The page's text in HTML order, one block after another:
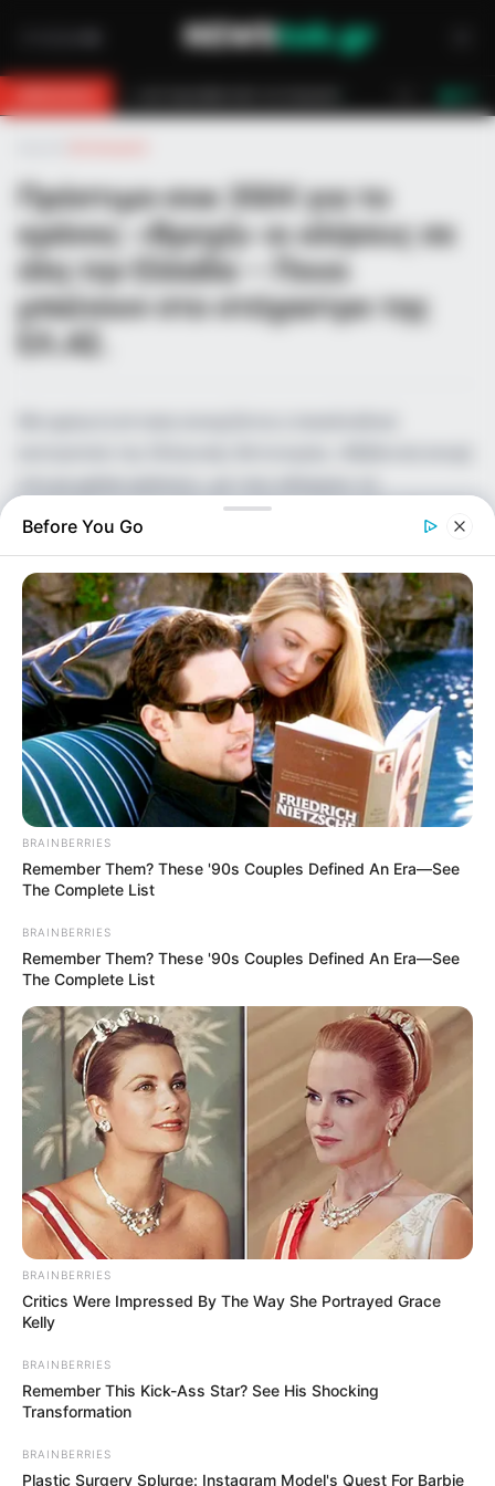
Πρόστιμο-σοκ 350€ για το
κράνος: «Βροχή» οι κλήσεις σε
όλη την Ελλάδα – Ποιοι
μπαίνουν στο στόχαστρο της
ΕΛ.ΑΣ.
στη μη χρήση κράνους», με τους ελέγχους να
αποκαλύπτουν χιλιάδες παραβάτες κάθε εβδομάδα. Στο
Κυκλοφορίας, οι αρχές επιβάλλουν τσουχτερά πρόστιμα,
στέλνοντας σαφές…
NT Επιμέλεια
Συντακτική Ομάδα
Δημοσίευση
23/07/2025, 18:37 · 6:37 ΜΜ
Τελευταία ενημέρωση
23/07/2025, 18:37 · 6:37 ΜΜ
Αστυνομικά
Κοινοποίησε άρθρο
Προσθήκη τοnewstok.grστην Google
Before You Go
BRAINBERRIES
Remember Them? These '90s Couples Defined An Era—See
The Complete List
BRAINBERRIES
Remember Them? These '90s Couples Defined An Era—See
The Complete List
BRAINBERRIES
Critics Were Impressed By The Way She Portrayed Grace
Kelly
BRAINBERRIES
Remember This Kick-Ass Star? See His Shocking
Transformation
BRAINBERRIES
Plastic Surgery Splurge: Instagram Model's Quest For Barbie